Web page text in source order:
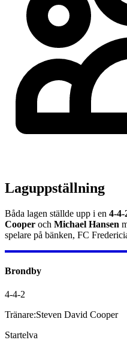
Laguppställning
Båda lagen ställde upp i en 4-4-
Cooper och Michael Hansen
spelare på bänken, FC
Brondby
4-4-2
Tränare:Steven David Cooper
Startelva